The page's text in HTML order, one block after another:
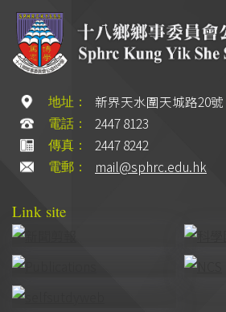
地址： 新界天水圍天城路20號
電話： 2447 8123
傳真： 2447 8242
電郵： mail@sphrc.edu.hk
Link site